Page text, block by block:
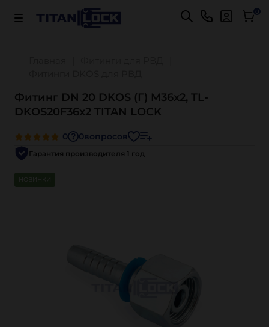
Важно! Для оплаты заказов Подробнее 0
Фитинг DN 20 DKOS (Г) M36x2, TL-
DKOS20F36x2 TITAN LOCK
0 0вопросов
Гарантия производителя 1 год